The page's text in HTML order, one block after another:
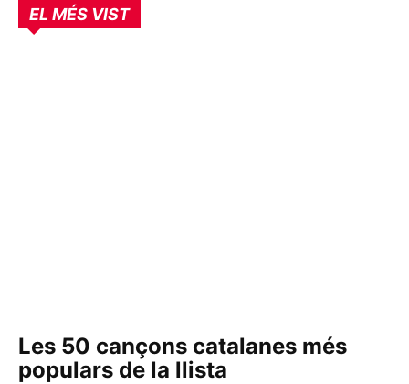
EL MÉS VIST
Les 50 cançons catalanes més
populars de la llista